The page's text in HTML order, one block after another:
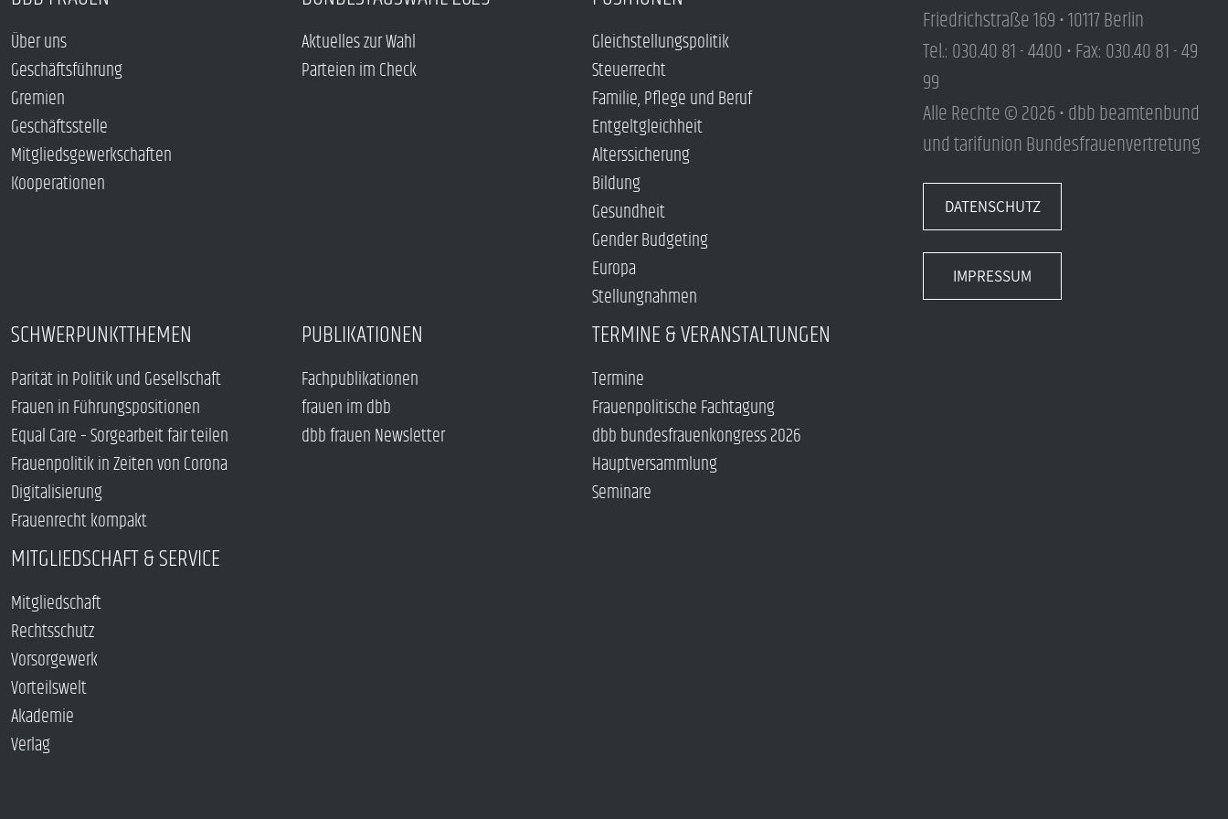
Über uns
Geschäftsführung
Gremien
Geschäftsstelle
Mitgliedsgewerkschaften
Kooperationen
Aktuelles zur Wahl
Parteien im Check
Gleichstellungspolitik
Steuerrecht
Familie, Pflege und Beruf
Entgeltgleichheit
Alterssicherung
Bildung
Gesundheit
Gender Budgeting
Europa
Stellungnahmen
SCHWERPUNKTTHEMEN
Parität in Politik und Gesellschaft
Frauen in Führungspositionen
Equal Care – Sorgearbeit fair teilen
Frauenpolitik in Zeiten von Corona
Digitalisierung
Frauenrecht kompakt
PUBLIKATIONEN
Fachpublikationen
frauen im dbb
dbb frauen Newsletter
TERMINE & VERANSTALTUNGEN
Termine
Frauenpolitische Fachtagung
dbb bundesfrauenkongress 2026
Hauptversammlung
Seminare
MITGLIEDSCHAFT & SERVICE
Mitgliedschaft
Rechtsschutz
Vorsorgewerk
Vorteilswelt
Akademie
Verlag
Friedrichstraße 169 • 10117 Berlin
Tel.: 030.40 81 - 4400 • Fax: 030.40 81 - 49
99
Alle Rechte © 2026 • dbb beamtenbund
und tarifunion Bundesfrauenvertretung
DATENSCHUTZ
IMPRESSUM